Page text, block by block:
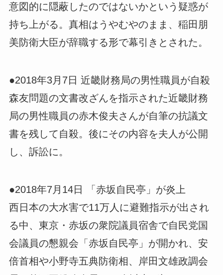
意図的に隠蔽したのではないかという疑惑が
持ち上がる。真相はうやむやのまま、稲田朋
美防衛大臣が辞職する形で幕引きとされた。
●2018年3月7日 近畿財務局の男性職員が自殺
森友問題の文書改ざんを指示された近畿財務
局の男性職員の赤木俊夫さんが自筆の抗議文
書を残して自殺。後にその内容を夫人が公開
し、訴訟に。
●2018年7月14日 「赤坂自民亭」が炎上
西日本の大水害で11万人に避難指示が出され
る中、東京・赤坂の衆院議員宿舎で自民党国
会議員の懇親会「赤坂自民亭」が開かれ、安
倍首相や小野寺五典防衛相、岸田文雄政調会